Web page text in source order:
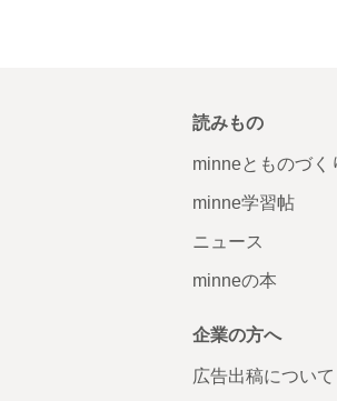
読みもの
minneとものづく
minne学習帖
ニュース
minneの本
企業の方へ
広告出稿について